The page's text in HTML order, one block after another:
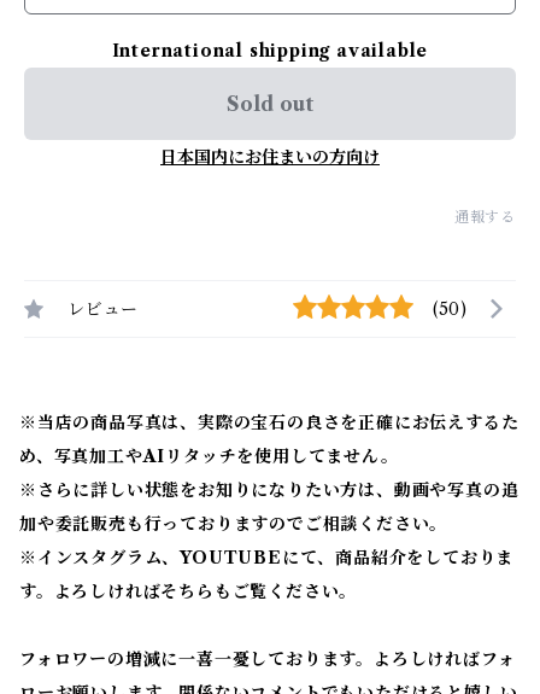
International shipping available
Sold out
日本国内にお住まいの方向け
通報する
レビュー (50)
※当店の商品写真は、実際の宝石の良さを正確にお伝えするた
め、写真加工やAIリタッチを使用してません。
※ さらに詳しい状態をお知りになりたい方は、動画や写真の追
加や委託販売も行っておりますのでご相談ください。
※ インスタグラム、YOUTUBEにて、商品紹介をしておりま
す。よろしければそちらもご覧ください。
フォロワーの増減に一喜一憂しております。よろしければフォ